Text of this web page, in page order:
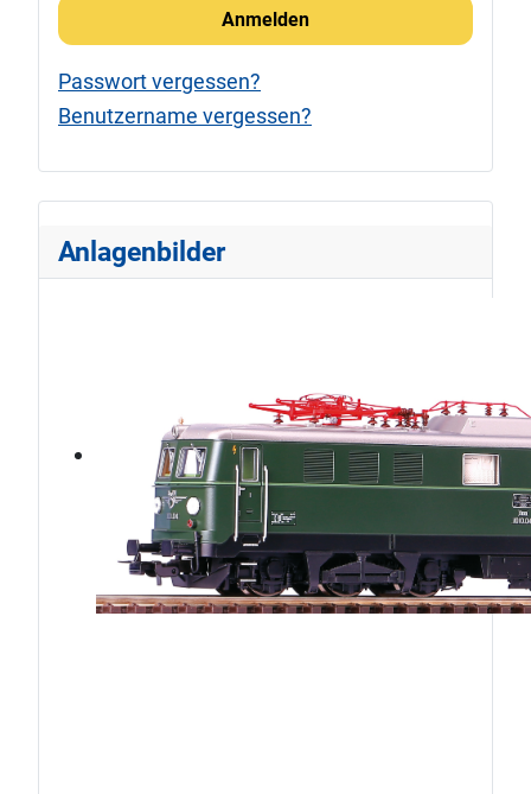
Anmelden
Passwort vergessen?
Benutzername vergessen?
Anlagenbilder